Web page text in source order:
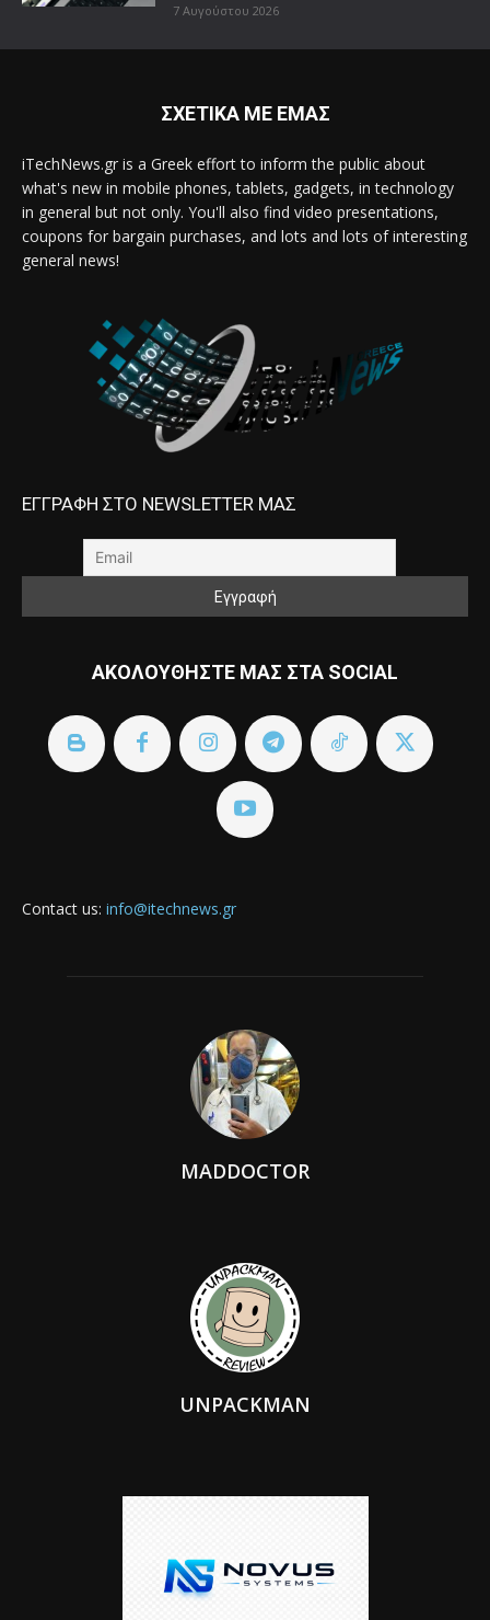
7 Αυγούστου 2026
ΣΧΕΤΙΚΑ ΜΕ ΕΜΑΣ
iTechNews.gr is a Greek effort to inform the public about
what's new in mobile phones, tablets, gadgets, in technology
in general but not only. You'll also find video presentations,
coupons for bargain purchases, and lots and lots of interesting
general news!
ΕΓΓΡΑΦΗ ΣΤΟ NEWSLETTER ΜΑΣ
ΑΚΟΛΟΥΘΗΣΤΕ ΜΑΣ ΣΤΑ SOCIAL
Contact us: info@itechnews.gr
MADDOCTOR
UNPACKMAN